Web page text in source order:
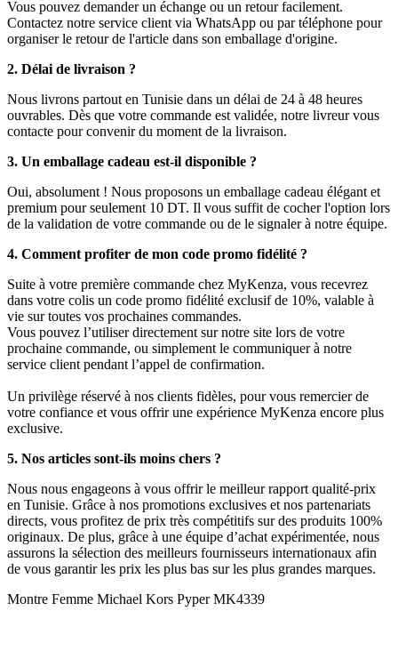
Vous pouvez demander un échange ou un retour facilement.
Contactez notre service client via WhatsApp ou par téléphone pour
organiser le retour de l'article dans son emballage d'origine.
2. Délai de livraison ?
Nous livrons partout en Tunisie dans un délai de 24 à 48 heures
ouvrables. Dès que votre commande est validée, notre livreur vous
contacte pour convenir du moment de la livraison.
3. Un emballage cadeau est-il disponible ?
Oui, absolument ! Nous proposons un emballage cadeau élégant et
premium pour seulement 10 DT. Il vous suffit de cocher l'option lors
de la validation de votre commande ou de le signaler à notre équipe.
4. Comment profiter de mon code promo fidélité ?
Suite à votre première commande chez MyKenza, vous recevrez
dans votre colis un code promo fidélité exclusif de 10%, valable à
vie sur toutes vos prochaines commandes.
Vous pouvez l’utiliser directement sur notre site lors de votre
prochaine commande, ou simplement le communiquer à notre
service client pendant l’appel de confirmation.
Un privilège réservé à nos clients fidèles, pour vous remercier de
votre confiance et vous offrir une expérience MyKenza encore plus
exclusive.
5. Nos articles sont-ils moins chers ?
Nous nous engageons à vous offrir le meilleur rapport qualité-prix
en Tunisie. Grâce à nos promotions exclusives et nos partenariats
directs, vous profitez de prix très compétitifs sur des produits 100%
originaux. De plus, grâce à une équipe d’achat expérimentée, nous
assurons la sélection des meilleurs fournisseurs internationaux afin
de vous garantir les prix les plus bas sur les plus grandes marques.
Montre Femme Michael Kors Pyper MK4339